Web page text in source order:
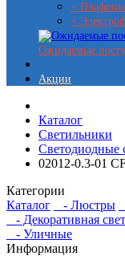
+ Плафоны
+
Ожидаемые
Акции
Каталог
Светильники
Светодиодные
02012-0.3-01
Категории
Каталог
- Люстры
- Декоративная
- Уличные
Информация